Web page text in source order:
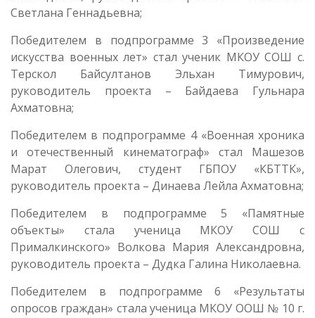
Светлана Геннадьевна;
Победителем в подпрограмме 3 «Произведение
искусства военных лет» стал ученик МКОУ СОШ с.
Терскол Байсултанов Эльхан Тимурович,
руководитель проекта – Байдаева Гульнара
Ахматовна;
Победителем в подпрограмме 4 «Военная хроника
и отечественный кинематограф» стал Машезов
Марат Олегович, студент ГБПОУ «КБТТК»,
руководитель проекта – Динаева Лейла Ахматовна;
Победителем в подпрограмме 5 «Памятные
объекты» стала ученица МКОУ СОШ с
Прималкинского» Волкова Мария Александровна,
руководитель проекта – Дудка Галина Николаевна.
Победителем в подпрограмме 6 «Результаты
опросов граждан» стала ученица МКОУ ООШ № 10 г.